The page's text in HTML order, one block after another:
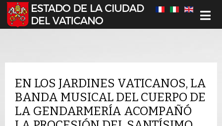
Seleccione su idioma
EN LOS JARDINES VATICANOS, LA
BANDA MUSICAL DEL CUERPO DE
LA GENDARMERÍA ACOMPAÑÓ